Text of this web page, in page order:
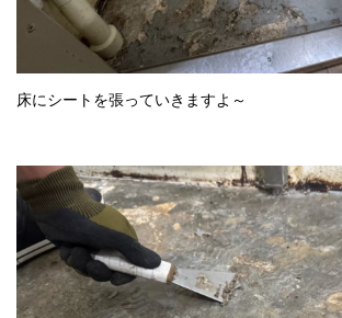
床にシートを張っていきますよ～